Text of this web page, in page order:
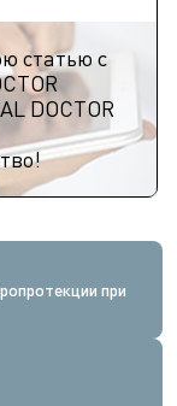
статью с
DOCTOR
при